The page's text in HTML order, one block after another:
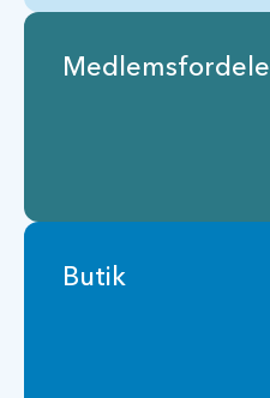
Medlemsfordele
Butik